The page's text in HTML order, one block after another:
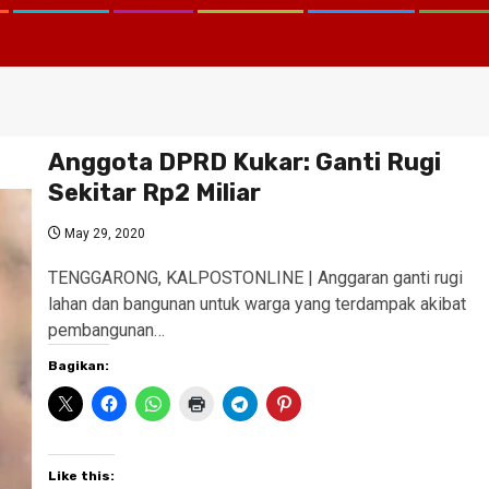
Anggota DPRD Kukar: Ganti Rugi
Sekitar Rp2 Miliar
May 29, 2020
TENGGARONG, KALPOSTONLINE | Anggaran ganti rugi
lahan dan bangunan untuk warga yang terdampak akibat
pembangunan…
Bagikan:
Like this: